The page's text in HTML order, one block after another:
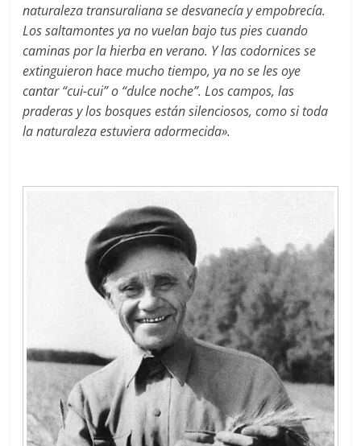
naturaleza transuraliana se desvanecía y empobrecía.
Los saltamontes ya no vuelan bajo tus pies cuando
caminas por la hierba en verano. Y las codornices se
extinguieron hace mucho tiempo, ya no se les oye
cantar “cui-cui” o “dulce noche”. Los campos, las
praderas y los bosques están silenciosos, como si toda
la naturaleza estuviera adormecida».